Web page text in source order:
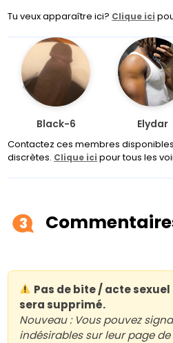
Tu veux apparaître ici? Clique ici
Black-6 Elydar
Contactez ces membres
discrètes. Clique ici pour tous les
3
Pas de bite / acte sexuel
sera supprimé.
Nouveau : Vous pouvez
indésirables sur leur page